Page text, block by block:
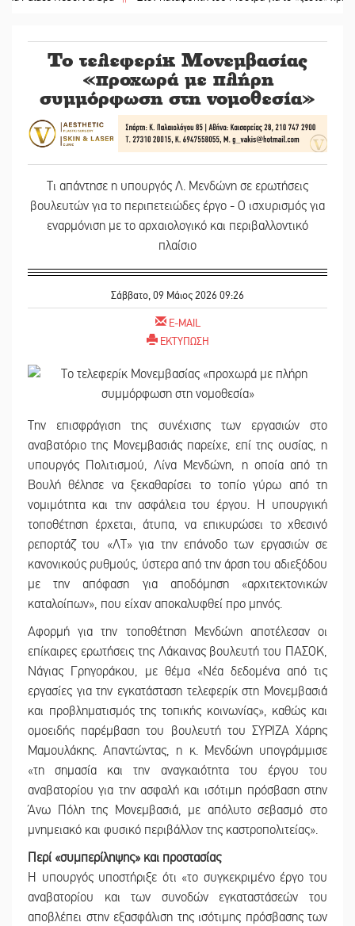
Το τελεφερίκ Μονεμβασίας
«προχωρά με πλήρη
συμμόρφωση στη νομοθεσία»
Τι απάντησε η υπουργός Λ. Μενδώνη σε ερωτήσεις
βουλευτών για το περιπετειώδες έργο - Ο ισχυρισμός για
εναρμόνιση με το αρχαιολογικό και περιβαλλοντικό
πλαίσιο
Σάββατο, 09 Μάιος 2026 09:26
E-MAIL
ΕΚΤΥΠΩΣΗ
Την επισφράγιση της συνέχισης των εργασιών στο
αναβατόριο της Μονεμβασιάς παρείχε, επί της ουσίας, η
υπουργός Πολιτισμού, Λίνα Μενδώνη, η οποία από τη
Βουλή θέλησε να ξεκαθαρίσει το τοπίο γύρω από τη
νομιμότητα και την ασφάλεια του έργου. Η υπουργική
τοποθέτηση έρχεται, άτυπα, να επικυρώσει το χθεσινό
ρεπορτάζ του «ΛΤ» για την επάνοδο των εργασιών σε
κανονικούς ρυθμούς, ύστερα από την άρση του αδιεξόδου
με την απόφαση για αποδόμηση «αρχιτεκτονικών
καταλοίπων», που είχαν αποκαλυφθεί προ μηνός.
Αφορμή για την τοποθέτηση Μενδώνη αποτέλεσαν οι
επίκαιρες ερωτήσεις της Λάκαινας βουλευτή του ΠΑΣΟΚ,
Νάγιας Γρηγοράκου, με θέμα «Νέα δεδομένα από τις
εργασίες για την εγκατάσταση τελεφερίκ στη Μονεμβασιά
και προβληματισμός της τοπικής κοινωνίας», καθώς και
ομοειδής παρέμβαση του βουλευτή του ΣΥΡΙΖΑ Χάρης
Μαμουλάκης. Απαντώντας, η κ. Μενδώνη υπογράμμισε
«τη σημασία και την αναγκαιότητα του έργου του
αναβατορίου για την ασφαλή και ισότιμη πρόσβαση στην
Άνω Πόλη της Μονεμβασιά, με απόλυτο σεβασμό στο
μνημειακό και φυσικό περιβάλλον της καστροπολιτείας».
Περί «συμπερίληψης» και προστασίας
Η υπουργός υποστήριξε ότι «το συγκεκριμένο έργο του
αναβατορίου και των συνοδών εγκαταστάσεών του
αποβλέπει στην εξασφάλιση της ισότιμης πρόσβασης των